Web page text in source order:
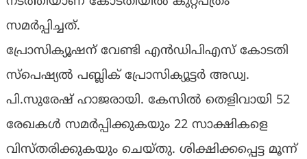
സമർപ്പിച്ചത്.
പ്രോസിക്യൂഷന് വേണ്ടി എൻഡിപിഎസ് കോടതി
സ്പെഷ്യൽ പബ്ലിക് പ്രോസിക്യൂട്ടർ അഡ്വ.
പി.സുരേഷ് ഹാജരായി. കേസിൽ തെളിവായി 52
രേഖകൾ സമർപ്പിക്കുകയും 22 സാക്ഷികളെ
വിസ്തരിക്കുകയും ചെയ്തു. ശിക്ഷിക്കപ്പെട്ട മൂന്ന്